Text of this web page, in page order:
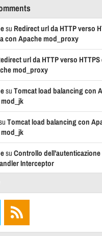
su Redirect url da HTTP verso
con Apache mod_proxy
url da HTTP verso
mod_proxy
su Tomcat load balancing con
mod_jk
Tomcat load balancing con
mod_jk
su Controllo
Interceptor